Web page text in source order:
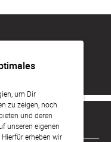
um Dir
zu zeigen, noch
und deren
unseren eigenen
erheben wir